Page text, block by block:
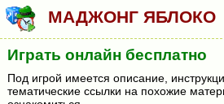
МАДЖОНГ ЯБЛОКО
Играть онлайн бесплатно
Под игрой имеется описание,
тематические ссылки на похожие